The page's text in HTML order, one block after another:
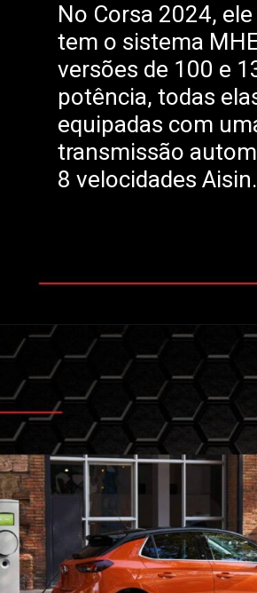
No Corsa 2024,
tem o sistema
versões de 100 e
potência, todas
equipadas com
transmissão
8 velocidades Aisin.